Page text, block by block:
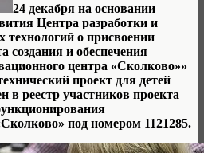
24 декабря на основании
Центра разработки и
о присвоении
создания и обеспечения
центра «Сколково»»
проект для детей
реестр участников проекта
под номером 1121285.